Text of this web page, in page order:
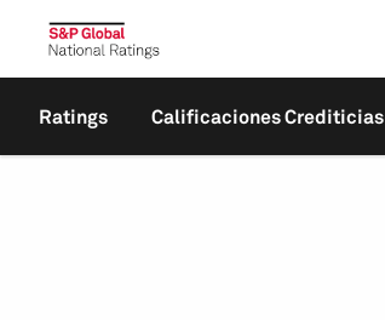
Ratings Calificaciones Crediticias